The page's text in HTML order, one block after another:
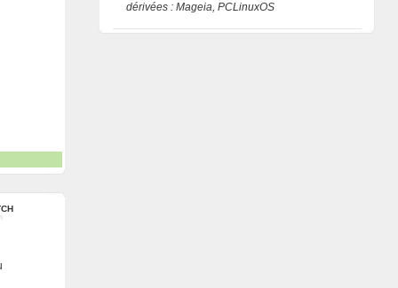
dérivées : Mageia, PCLinuxOS